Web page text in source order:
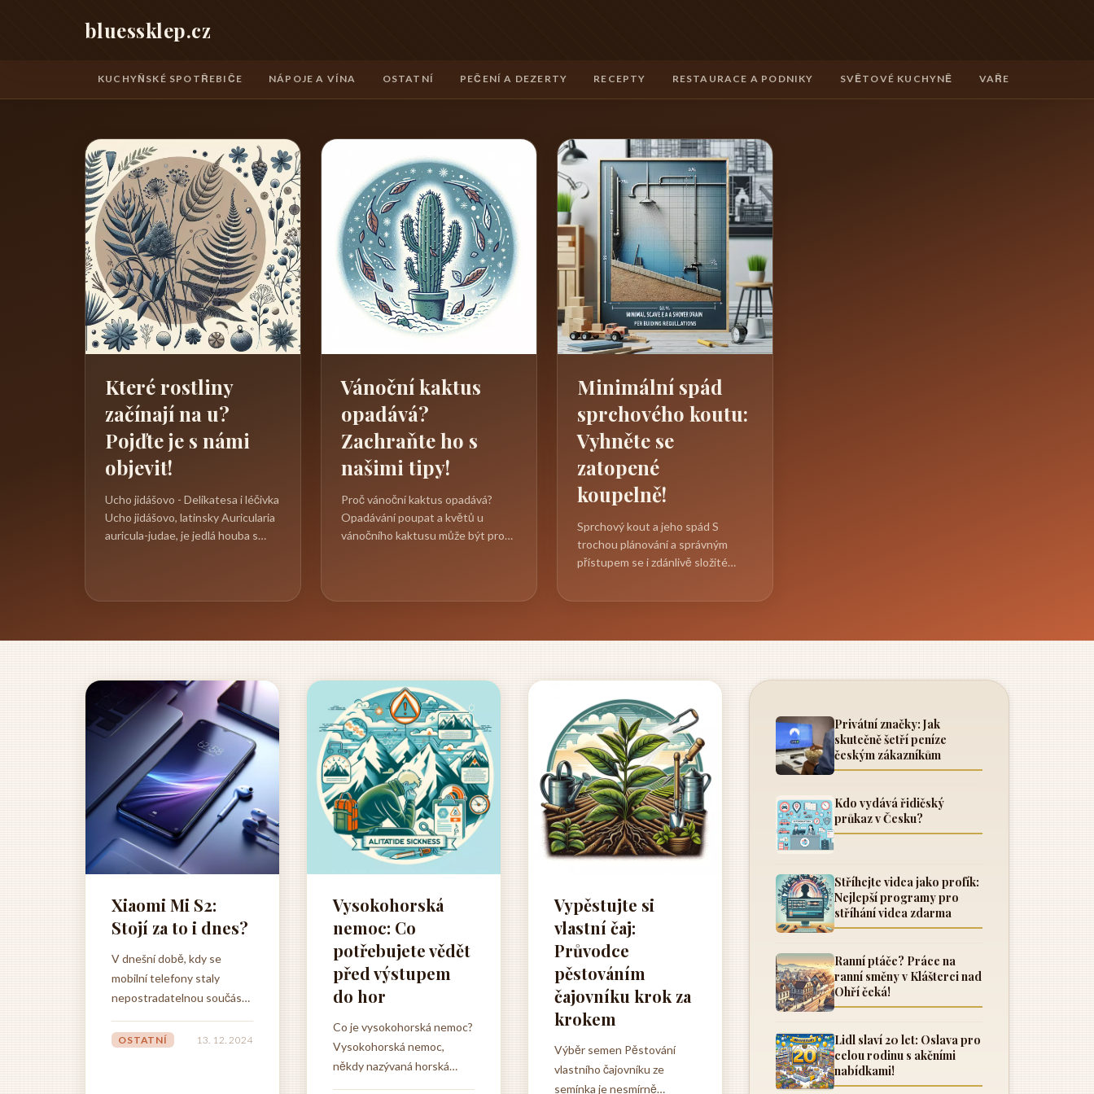
bluessklep.cz
KUCHYŇSKÉ SPOTŘEBIČE NÁPOJE A VÍNA OSTATNÍ PEČENÍ A DEZERTY RECEPTY RESTAURACE A PODNIKY SVĚTOVÉ KUCHYNĚ VAŘENÍ A
Které rostliny
začínají na u?
Pojďte je s námi
objevit!
Ucho jidášovo - Delikatesa i léčivka
Ucho jidášovo, latinsky Auricularia
auricula-judae, je jedlá houba s
Vánoční kaktus
opadává?
Zachraňte ho s
našimi tipy!
Proč vánoční kaktus opadává?
Opadávání poupat a květů u
vánočního kaktusu může být pro
Minimální spád
sprchového koutu:
Vyhněte se
zatopené
koupelně!
Sprchový kout a jeho spád S
trochou plánování a správným
přístupem se i zdánlivě složité
Xiaomi Mi S2:
Stojí za to i dnes?
V dnešní době, kdy se
mobilní telefony staly
nepostradatelnou součástí
zařízení, která jsou nejen
OSTATNÍ 13. 12. 2024
Vysokohorská
nemoc: Co
potřebujete vědět
před výstupem
do hor
Co je vysokohorská nemoc?
Vysokohorská nemoc,
někdy nazývaná horská
Vypěstujte si
vlastní čaj:
Průvodce
pěstováním
čajovníku krok za
krokem
Výběr semen Pěstování
vlastního čajovníku ze
semínka je nesmírně
Privátní značky: Jak
skutečně šetří peníze
českým zákazníkům
Kdo vydává řidičský
průkaz v Česku?
Stříhejte videa jako profík:
Nejlepší programy pro
stříhání videa zdarma
Ranní ptáče? Práce na
ranní směny v Klášterci nad
Ohří čeká!
Lidl slaví 20 let: Oslava pro
celou rodinu s akčními
nabídkami!